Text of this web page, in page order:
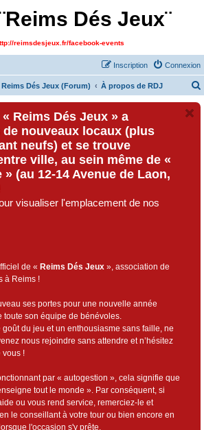
Dés Jeux¨
reimsdesjeux.fr/facebook-events
Connexion
Inscription
Reims Dés Jeux (Forum) À propos de RDJ
Reims Dés Jeux » a
de nouveaux locaux (plus
neufs) et se trouve
ville, au sein même de «
» (au 12-14 Avenue de Laon,
visualiser l'emplacement de nos
de « Reims Dés Jeux », association de
à Reims !
ses portes pour une nouvelle année
toute son équipe de bénévoles.
goût du jeu et un enthousiasme sans faille, ne
nous rejoindre sans attendre et n’hésitez
vous !
par « autogestion », cela signifie que
tout le monde ». Par conséquent, si
ou vous rend service, remerciez-le et
le conseillant à votre tour ou bien encore en
l'occasion s'y prête.